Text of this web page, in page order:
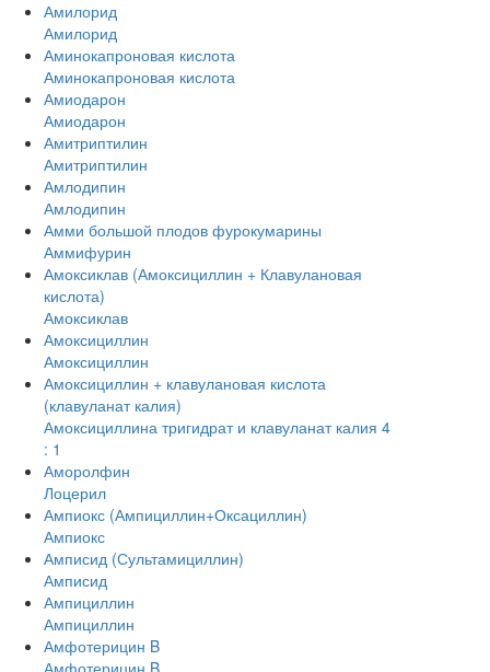
Амилорид
Амилорид
Аминокапроновая кислота
Аминокапроновая кислота
Амиодарон
Амиодарон
Амитриптилин
Амитриптилин
Амлодипин
Амлодипин
Амми большой плодов фурокумарины
Аммифурин
Амоксиклав (Амоксициллин + Клавулановая
кислота)
Амоксиклав
Амоксициллин
Амоксициллин
Амоксициллин + клавулановая кислота
(клавуланат калия)
Амоксициллина тригидрат и клавуланат калия 4
: 1
Аморолфин
Лоцерил
Ампиокс (Ампициллин+Оксациллин)
Ампиокс
Амписид (Сультамициллин)
Амписид
Ампициллин
Ампициллин
Амфотерицин B
Амфотерицин B